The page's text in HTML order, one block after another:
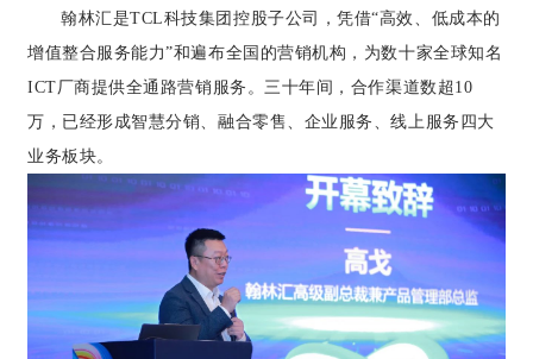
翰林汇是TCL科技集团控股子公司，凭借“高效、低成本的
增值整合服务能力”和遍布全国的营销机构，为数十家全球知名
ICT厂商提供全通路营销服务。三十年间，合作渠道数超10
万，已经形成智慧分销、融合零售、企业服务、线上服务四大
业务板块。